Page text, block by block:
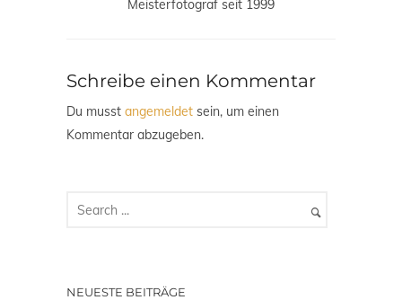
Meisterfotograf seit 1999
Schreibe einen Kommentar
Du musst angemeldet sein, um einen
Kommentar abzugeben.
NEUESTE BEITRÄGE